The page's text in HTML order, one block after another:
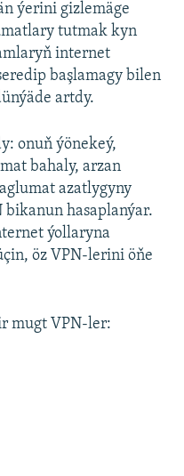
ýerini gizlemäge
tutmak kyn
internet
başlamagy bilen
artdy.
onuň ýönekeý,
bahaly, arzan
azatlygyny
hasaplanýar.
ýollaryna
öz VPN-lerini öňe
mugt VPN-ler: